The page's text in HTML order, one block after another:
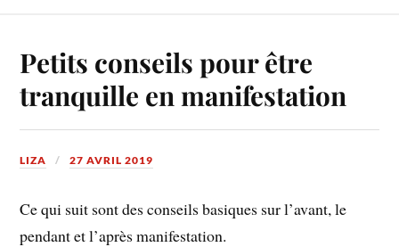
Petits conseils pour être
tranquille en manifestation
LIZA 27 AVRIL 2019
Ce qui suit sont des conseils basiques sur l’avant, le
pendant et l’après manifestation.